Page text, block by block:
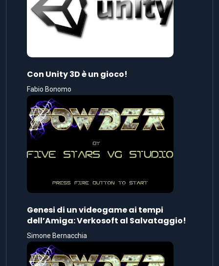
Con Unity 3D è un gioco!
Fabio Bonomo
Genesi di un videogame ai tempi
dell’Amiga: Verkosoft al Salvataggio!
Simone Bernacchia